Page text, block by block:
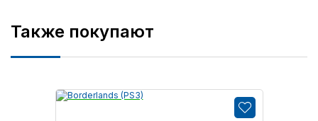
Также покупают